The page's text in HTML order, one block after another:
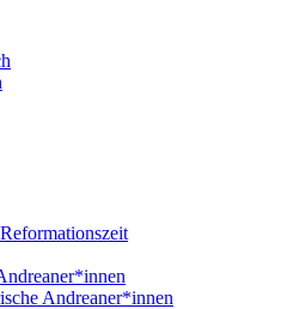
Andreaner*innen